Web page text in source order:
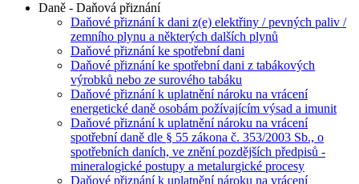
Daně - Daňová přiznání
Daňové přiznání k dani z(e) elektřiny / pevných paliv /
zemního plynu a některých dalších plynů
Daňové přiznání ke spotřební dani
Daňové přiznání ke spotřební dani z tabákových
výrobků nebo ze surového tabáku
Daňové přiznání k uplatnění nároku na vrácení
energetické daně osobám požívajícím výsad a imunit
Daňové přiznání k uplatnění nároku na vrácení
spotřební daně dle § 55 zákona č. 353/2003 Sb., o
spotřebních daních, ve znění pozdějších předpisů -
mineralogické postupy a metalurgické procesy
Daňové přiznání k uplatnění nároku na vrácení